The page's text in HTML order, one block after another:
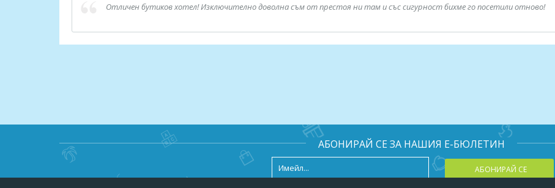
Отличен бутиков хотел! Изключително доволна съм от престоя ни там и със сигурност бихме го посетили отново!
АБОНИРАЙ СЕ ЗА НАШИЯ Е-БЮЛЕТИН
АБОНИРАЙ СЕ